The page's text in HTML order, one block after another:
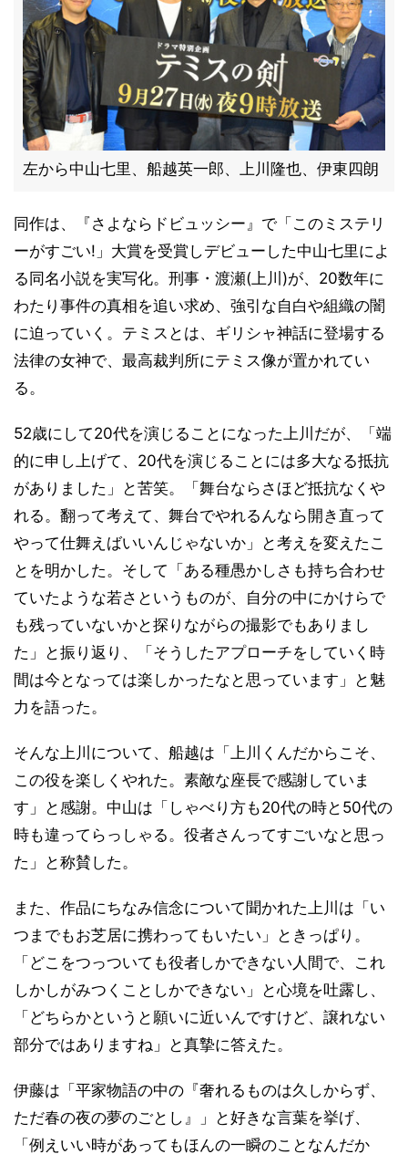
左から中山七里、船越英一郎、上川隆也、伊東四朗
同作は、『さよならドビュッシー』で「このミステリ
ーがすごい!」大賞を受賞しデビューした中山七里によ
る同名小説を実写化。刑事・渡瀬(上川)が、20数年に
わたり事件の真相を追い求め、強引な自白や組織の闇
に迫っていく。テミスとは、ギリシャ神話に登場する
法律の女神で、最高裁判所にテミス像が置かれてい
る。
52歳にして20代を演じることになった上川だが、「端
的に申し上げて、20代を演じることには多大なる抵抗
がありました」と苦笑。「舞台ならさほど抵抗なくや
れる。翻って考えて、舞台でやれるんなら開き直って
やって仕舞えばいいんじゃないか」と考えを変えたこ
とを明かした。そして「ある種愚かしさも持ち合わせ
ていたような若さというものが、自分の中にかけらで
も残っていないかと探りながらの撮影でもありまし
た」と振り返り、「そうしたアプローチをしていく時
間は今となっては楽しかったなと思っています」と魅
力を語った。
そんな上川について、船越は「上川くんだからこそ、
この役を楽しくやれた。素敵な座長で感謝していま
す」と感謝。中山は「しゃべり方も20代の時と50代の
時も違ってらっしゃる。役者さんってすごいなと思っ
た」と称賛した。
また、作品にちなみ信念について聞かれた上川は「い
つまでもお芝居に携わってもいたい」ときっぱり。
「どこをつっついても役者しかできない人間で、これ
しかしがみつくことしかできない」と心境を吐露し、
「どちらかというと願いに近いんですけど、譲れない
部分ではありますね」と真摯に答えた。
伊藤は「平家物語の中の『奢れるものは久しからず、
ただ春の夜の夢のごとし』」と好きな言葉を挙げ、
「例えいい時があってもほんの一瞬のことなんだか